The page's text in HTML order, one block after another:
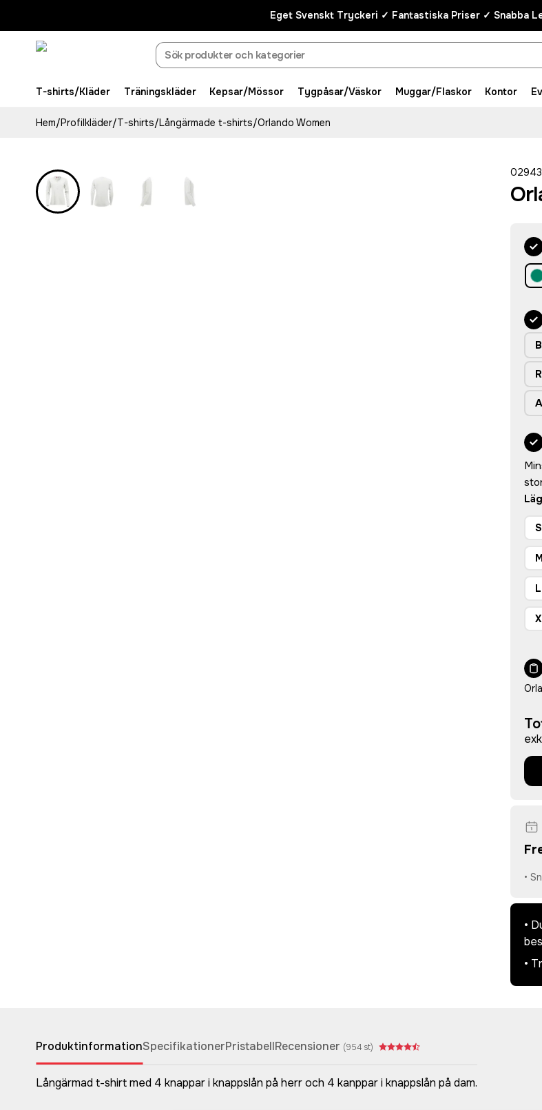
Eget Svenskt Tryckeri ✓ Fantastiska Priser ✓ Snabba
T-shirts/Kläder Träningskläder Kepsar/Mössor Tygpåsar/Väskor Muggar/Flaskor Kontor
Hem/Profilkläder/T-shirts/Långärmade t-shirts/Orlando Women
S
M
L
•
•
•
ProduktinformationSpecifikationerPristabellRecensioner (954 st)
Långärmad t-shirt med 4 knappar i knappslån på herr och 4 kanppar i knappslån på dam.